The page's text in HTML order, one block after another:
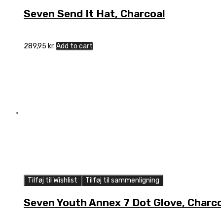
Seven Send It Hat, Charcoal
289,95 kr. Add to cart
Tilføj til Wishlist Tilføj til sammenligning
Seven Youth Annex 7 Dot Glove,